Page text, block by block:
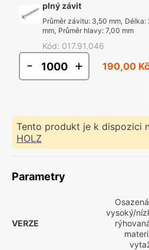
plný závit
Průměr závitu: 3,50 mm, Délka:
mm, Průměr hlavy: 7,00 mm
Kód: 017.91.046
- + 190,00 Kč
Tento produkt je k dispozici
HOLZ
Parametry
VERZE
vysoký/